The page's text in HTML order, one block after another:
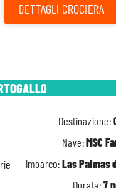
DETTAGLI CROCIERA
Destinazione:
Nave:MSC
Imbarco:Las Palmas
Durata:7